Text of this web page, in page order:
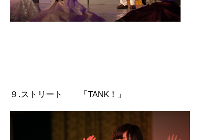
９.ストリート 「TANK！」